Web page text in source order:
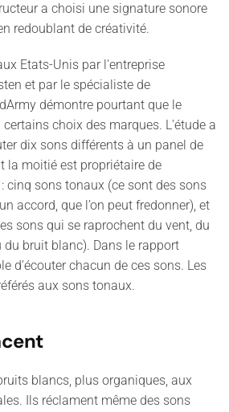
a choisi une signature sonore
redoublant de créativité.
Etats-Unis par l'entreprise
et par le spécialiste de
démontre pourtant que le
choix des marques. L'étude a
dix sons différents à un panel de
la moitié est propriétaire de
cinq sons tonaux (ce sont des sons
accord, que l’on peut fredonner), et
sons qui se raprochent du vent, du
du bruit blanc). Dans le rapport
d'écouter chacun de ces sons. Les
aux sons tonaux.
blancs, plus organiques, aux
Ils réclament même des sons